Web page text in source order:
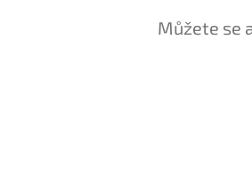
Můžete se